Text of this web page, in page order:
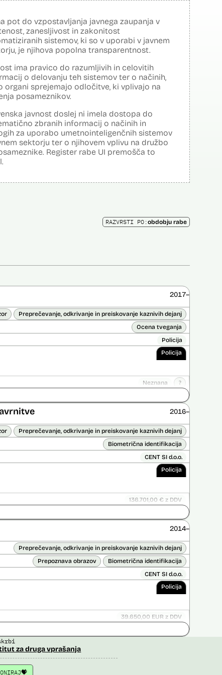
pot do vzpostavljanja javnega zaupanja v
zanesljivost in zakonitost
sistemov, ki so v uporabi v javnem
je njihova popolna transparentnost.
ima pravico do razumljivih in celovitih
o delovanju teh sistemov ter o načinih,
organi sprejemajo odločitve, ki vplivajo na
posameznikov.
javnost doslej ni imela dostopa do
zbranih informacij o načinih in
za uporabo umetnointeligenčnih sistemov
sektorju ter o njihovem vplivu na družbo
Register rabe UI premošča to
RAZVRSTI PO:obdobju rabe
2017–
Preprečevanje, odkrivanje in preiskovanje kaznivih dejanj
Ocena tveganja
Policija
Policija
Neznana ?
opravljena:
?
2016–
Preprečevanje, odkrivanje in preiskovanje kaznivih dejanj
Biometrična identifikacija
CENT SI d.o.o.
Policija
136.701,00 € z DDV
opravljena:
Ne
2014–
Preprečevanje, odkrivanje in preiskovanje kaznivih dejanj
Prepoznava obrazov Biometrična identifikacija
CENT SI d.o.o.
Policija
39.650,00 EUR z DDV
opravljena:
za druga vprašanja